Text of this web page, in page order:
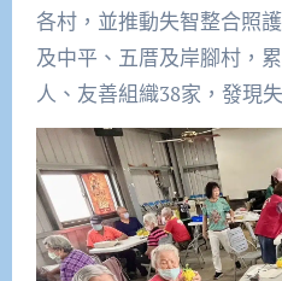
各村，並推動失智整合照
及中平、五厝及岸腳村，
人、友善組織38家，發現